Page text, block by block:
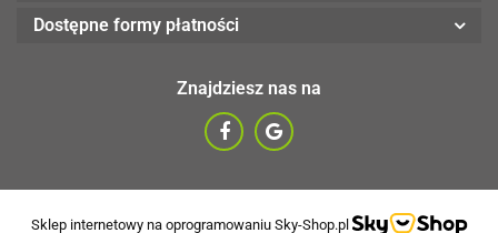
Dostępne formy płatności
Znajdziesz nas na
Sklep internetowy na oprogramowaniu Sky-Shop.pl